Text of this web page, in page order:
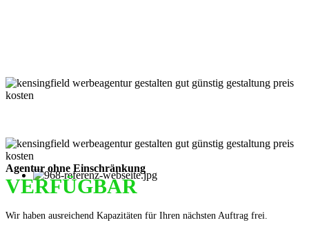
Agentur ohne Einschränkung
VERFÜGBAR
Wir haben ausreichend Kapazitäten für Ihren nächsten Auftrag frei.